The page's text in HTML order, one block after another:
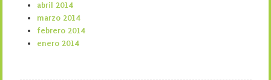
abril 2014
marzo 2014
febrero 2014
enero 2014